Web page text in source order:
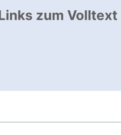
zum Volltext
Link, öffnet neues